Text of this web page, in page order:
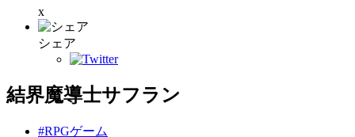
x
シェア
結界魔導士サフラン
#RPGゲーム